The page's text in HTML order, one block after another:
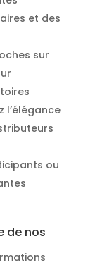
et des
sur
l’élégance
ou
de nos